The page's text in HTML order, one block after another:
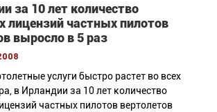
за 10 лет количество
лицензий частных пилотов
выросло в 5 раз
услуги быстро растет во всех
в Ирландии за 10 лет количество
частных пилотов вертолетов